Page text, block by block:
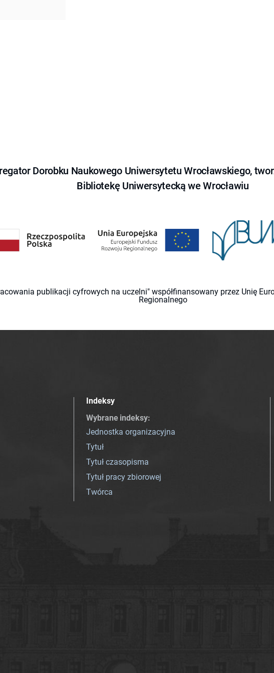
Dorobku Naukowego Uniwersytetu Wrocławskiego,
Bibliotekę Uniwersytecką we Wrocławiu
publikacji cyfrowych na uczelni" współfinansowany przez Unię
Regionalnego
Indeksy
Wybrane indeksy:
Jednostka organizacyjna
Tytuł
Tytuł czasopisma
Tytuł pracy zbiorowej
Twórca